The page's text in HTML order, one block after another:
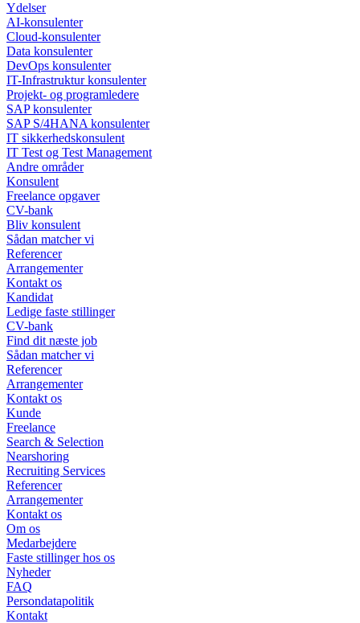
Ydelser
AI-konsulenter
Cloud-konsulenter
Data konsulenter
DevOps konsulenter
IT-Infrastruktur konsulenter
Projekt- og programledere
SAP konsulenter
SAP S/4HANA konsulenter
IT sikkerhedskonsulent
IT Test og Test Management
Andre områder
Konsulent
Freelance opgaver
CV-bank
Bliv konsulent
Sådan matcher vi
Referencer
Arrangementer
Kontakt os
Kandidat
Ledige faste stillinger
CV-bank
Find dit næste job
Sådan matcher vi
Referencer
Arrangementer
Kontakt os
Kunde
Freelance
Search & Selection
Nearshoring
Recruiting Services
Referencer
Arrangementer
Kontakt os
Om os
Medarbejdere
Faste stillinger hos os
Nyheder
FAQ
Persondatapolitik
Kontakt